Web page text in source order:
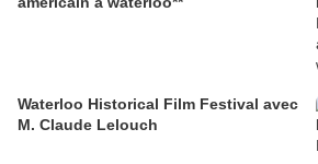
Waterloo Historical Film Festival avec
M. Claude Lelouch